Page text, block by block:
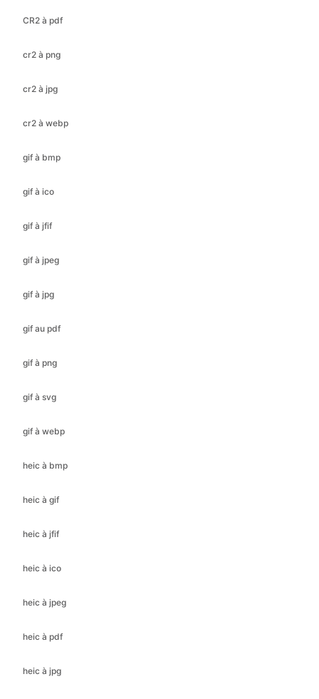
cr2 à jpg
cr2 à webp
gif à bmp
gif à jfif
gif à jpeg
gif à jpg
gif au pdf
gif à png
gif à svg
gif à webp
heic à bmp
heic à gif
heic à ico
heic à jpeg
heic à jpg
heic à png
heic à svg